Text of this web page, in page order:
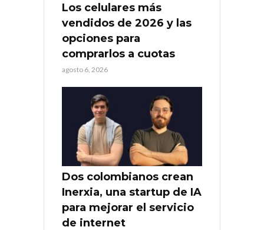
Los celulares más
vendidos de 2026 y las
opciones para
comprarlos a cuotas
agosto 6, 2026
Dos colombianos crean
Inerxia, una startup de IA
para mejorar el servicio
de internet